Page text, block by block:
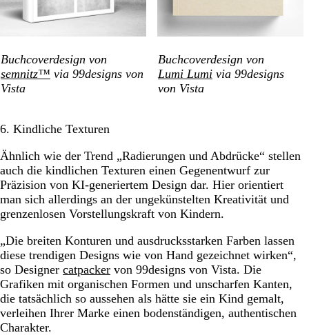
Buchcoverdesign von
semnitz™ via 99designs von
Vista
Buchcoverdesign von
Lumi Lumi via 99designs
von Vista
6. Kindliche Texturen
Ähnlich wie der Trend „Radierungen und Abdrücke“ stellen
auch die kindlichen Texturen einen Gegenentwurf zur
Präzision von KI-generiertem Design dar. Hier orientiert
man sich allerdings an der ungekünstelten Kreativität und
grenzenlosen Vorstellungskraft von Kindern.
„Die breiten Konturen und ausdrucksstarken Farben lassen
diese trendigen Designs wie von Hand gezeichnet wirken“,
so Designer catpacker von 99designs von Vista. Die
Grafiken mit organischen Formen und unscharfen Kanten,
die tatsächlich so aussehen als hätte sie ein Kind gemalt,
verleihen Ihrer Marke einen bodenständigen, authentischen
Charakter.